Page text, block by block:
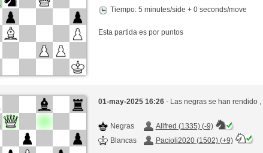
Tiempo: 5 minutes/side + 0 seconds/move
Esta partida es por puntos
01-may-2025 16:26 - Las negras se han rendido ,
Negras
Allfred (1335) (-9)
Blancas
Pacioli2020 (1502) (+9)